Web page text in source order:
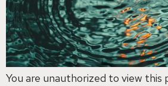
You are unauthorized to view this